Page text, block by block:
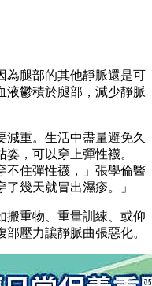
為腿部的其他靜脈還是可
液鬱積於腿部，減少靜脈
減重。生活中盡量避免久
，可以穿上彈性襪。
不住彈性襪，」張學倫醫
幾天就冒出濕疹。」
搬重物、重量訓練、或仰
壓力讓靜脈曲張惡化。